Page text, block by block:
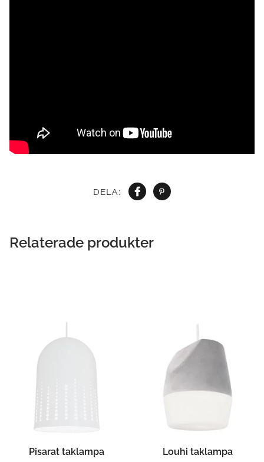
DELA:
Relaterade produkter
Pisarat taklampa Louhi taklampa